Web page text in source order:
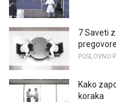
7 Saveti
pregovore
POSLOVNO
Kako
koraka